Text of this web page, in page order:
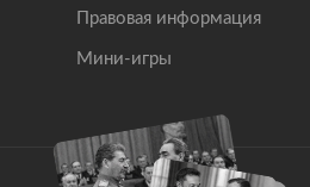
Правовая информация
Мини-игры